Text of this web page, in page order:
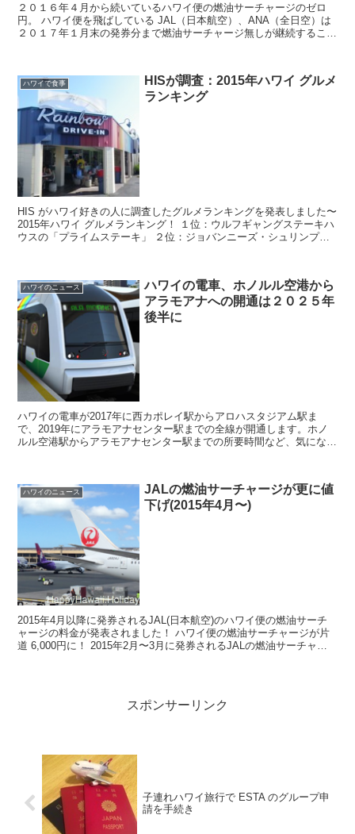
２０１６年４月から続いているハワイ便の燃油サーチャージのゼロ
円。 ハワイ便を飛ばしている JAL（日本航空）、ANA（全日空）は
２０１７年１月末の発券分まで燃油サーチャージ無しが継続すること
ハワイで食事
HISが調査：2015年ハワイ グルメ
ランキング
HIS がハワイ好きの人に調査したグルメランキングを発表しました〜
2015年ハワイ グルメランキング！ １位：ウルフギャングステーキハ
ウスの「プライムステーキ」 ２位：ジョバンニーズ・シュリンプ・
ハワイのニュース
ハワイの電車、ホノルル空港から
アラモアナへの開通は２０２５年
後半に
ハワイの電車が2017年に西カポレイ駅からアロハスタジアム駅ま
で、2019年にアラモアナセンター駅までの全線が開通します。ホノ
ルル空港駅からアラモアナセンター駅までの所要時間など、気になる
ハワイのニュース
JALの燃油サーチャージが更に値
下げ(2015年4月〜)
2015年4月以降に発券されるJAL(日本航空)のハワイ便の燃油サーチ
ャージの料金が発表されました！ ハワイ便の燃油サーチャージが片
道 6,000円に！ 2015年2月〜3月に発券されるJALの燃油サーチャー
スポンサーリンク
子連れハワイ旅行で ESTA のグループ申
請を手続き